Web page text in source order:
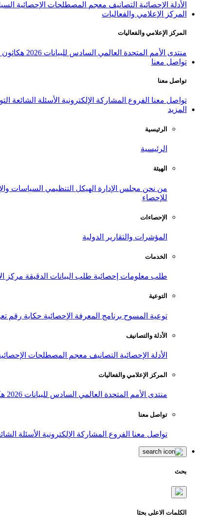
الأدلة الإحصائية التصانيف معجم المصطلحات الإحصائية
المركز الإعلامي والفعاليات
المركز الإعلامي والفعاليات
منتدى الأمم المتحدة العالمي السادس للبيانات 2026 هكاثون
تواصل معنا
تواصل معنا
تواصل معنا الفروع المشاركة الإلكترونية الأسئلة الشائعة
المزيد
الرئيسية
الرئيسية
الهيئة
من نحن مجلس الإدارة الهيكل التنظيمي السياسات
للإحصاء
الإحصاءات
المؤشرات والتقارير الدولية
الخدمات
طلب معلومات إحصائية طلب البيانات الدقيقة مركز
التوعية
توعية المسوح برنامج المعرفة الإحصائية حكاية رقم
الأدلة والتصانيف
الأدلة الإحصائية التصانيف معجم المصطلحات
المركز الإعلامي والفعاليات
منتدى الأمم المتحدة العالمي السادس للبيانات 2026
تواصل معنا
تواصل معنا الفروع المشاركة الإلكترونية الأسئلة
بحث
الكلمات الاعلى بحثا